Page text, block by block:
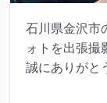
石川県金沢市
ォトを出張撮
誠にありがと